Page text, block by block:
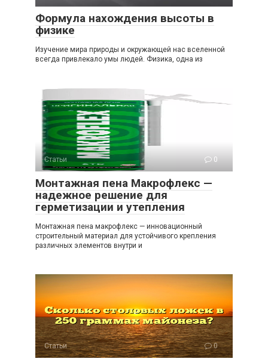
Формула нахождения высоты в
физике
Изучение мира природы и окружающей нас вселенной
всегда привлекало умы людей. Физика, одна из
Статьи 0
Монтажная пена Макрофлекс —
надежное решение для
герметизации и утепления
Монтажная пена макрофлекс — инновационный
строительный материал для устойчивого крепления
различных элементов внутри и
Статьи 0